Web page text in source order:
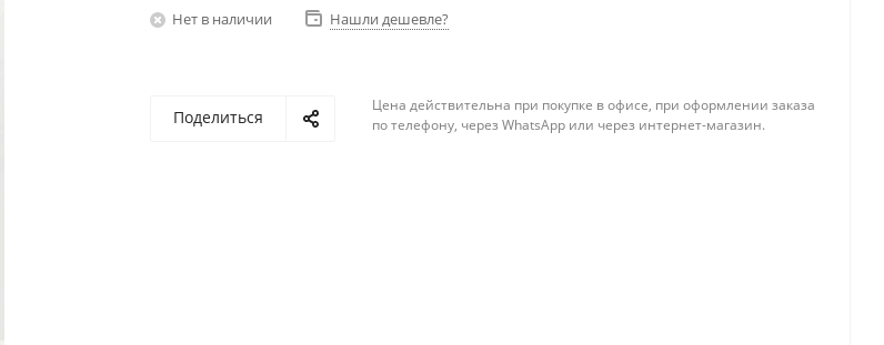
Нет в наличии Нашли дешевле?
Поделиться
Цена действительна при покупке в офисе, при оформлении заказа
по телефону, через WhatsApp или через интернет-магазин.